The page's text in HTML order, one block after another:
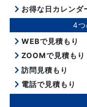
お得な日カレンダ
4つ
WEBで見積もり
ZOOMで見積もり
訪問見積もり
電話で見積もり